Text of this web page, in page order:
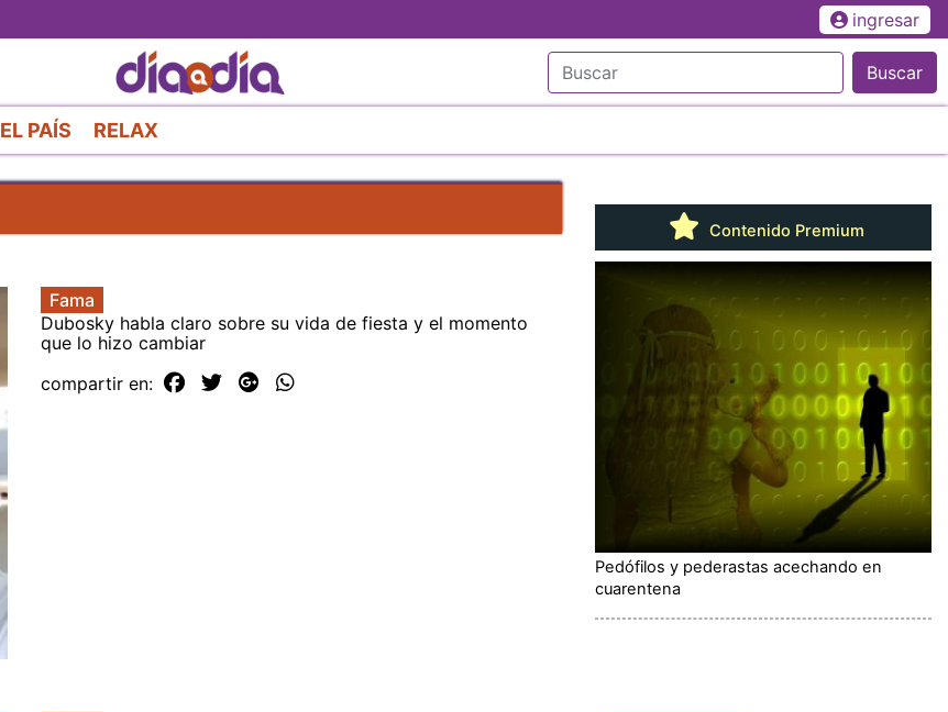
al
contenido
principal
ingresar
Buscar
EL PAÍS RELAX
Fama
Dubosky habla claro sobre su vida de fiesta y el momento
que lo hizo cambiar
compartir en:
Contenido Premium
Pedófilos y pederastas acechando en
cuarentena